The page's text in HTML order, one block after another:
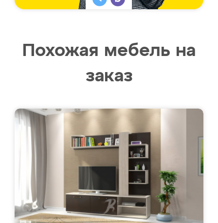
Похожая мебель на
заказ